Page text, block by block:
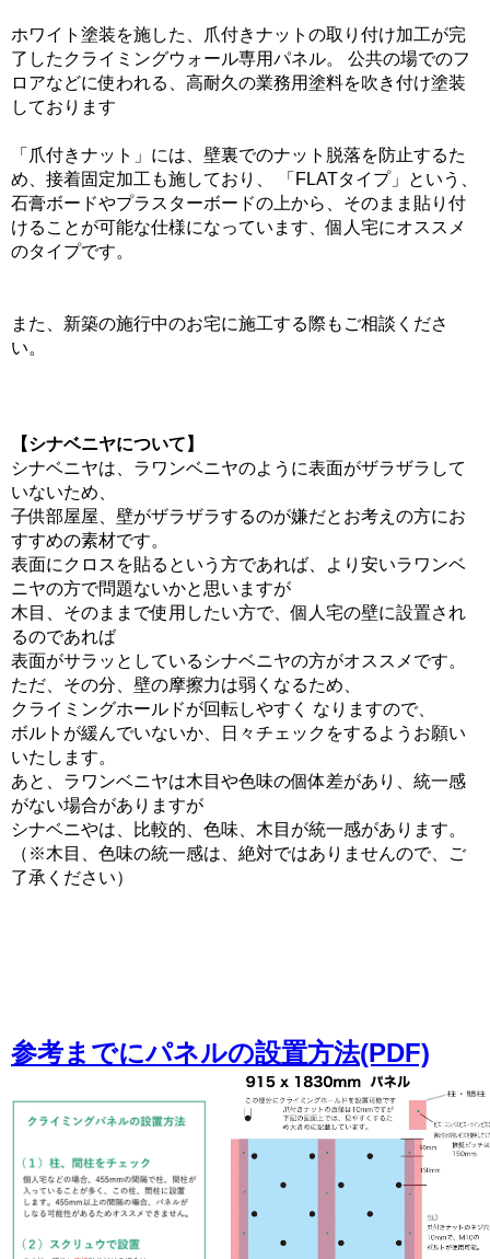
ホワイト塗装を施した、爪付きナットの取り付け加工が完
了したクライミングウォール専用パネル。 公共の場でのフ
ロアなどに使われる、高耐久の業務用塗料を吹き付け塗装
しております
「爪付きナット」には、壁裏でのナット脱落を防止するた
め、接着固定加工も施しており、 「FLATタイプ」という、
石膏ボードやプラスターボードの上から、そのまま貼り付
けることが可能な仕様になっています、個人宅にオススメ
のタイプです。
また、新築の施行中のお宅に施工する際もご相談くださ
い。
【シナベニヤについて】
シナベニヤは、ラワンベニヤのように表面がザラザラして
いないため、
子供部屋屋、壁がザラザラするのが嫌だとお考えの方にお
すすめの素材です。
表面にクロスを貼るという方であれば、より安いラワンベ
ニヤの方で問題ないかと思いますが
木目、そのままで使用したい方で、個人宅の壁に設置され
るのであれば
表面がサラッとしているシナベニヤの方がオススメです。
ただ、その分、壁の摩擦力は弱くなるため、
クライミングホールドが回転しやすく なりますので、
ボルトが緩んでいないか、日々チェックをするようお願い
いたします。
あと、ラワンベニヤは木目や色味の個体差があり、統一感
がない場合がありますが
シナベニやは、比較的、色味、木目が統一感があります。
（※木目、色味の統一感は、絶対ではありませんので、ご
了承ください）
参考までにパネルの設置方法(PDF)